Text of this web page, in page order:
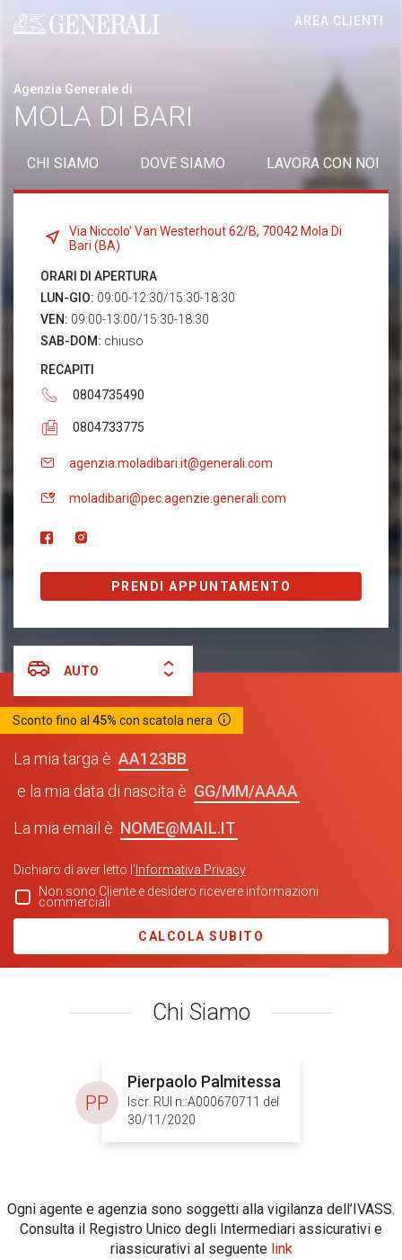
Generali logo
AREA CLIENTI
Agenzia Generale di
MOLA DI BARI
CHI SIAMO DOVE SIAMO LAVORA CON NOI
Via Niccolo' Van Westerhout 62/B, 70042 Mola Di
Bari (BA)
ORARI DI APERTURA
LUN-GIO: 09:00-12:30/15:30-18:30
VEN: 09:00-13:00/15:30-18:30
SAB-DOM: chiuso
RECAPITI
0804735490
0804733775
agenzia.moladibari.it@generali.com
moladibari@pec.agenzie.generali.com
PRENDI APPUNTAMENTO
AUTO
Sconto fino al 45% con scatola nera
La mia targa è
AA123BB
e la mia data di nascita è
GG/MM/AAAA
La mia email è NOME@MAIL.IT
Dichiaro di aver letto l' Informativa Privacy
Non sono Cliente e desidero ricevere informazioni
commerciali
CALCOLA SUBITO
Chi Siamo
Pierpaolo Palmitessa
Iscr. RUI n.:A000670711 del
30/11/2020
PP
Ogni agente e agenzia sono soggetti alla vigilanza dell’IVASS.
Consulta il Registro Unico degli Intermediari assicurativi e
riassicurativi al seguente link